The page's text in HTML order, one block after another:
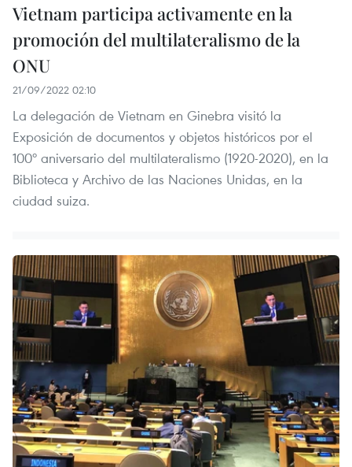
Vietnam participa activamente en la
promoción del multilateralismo de la
ONU
21/09/2022 02:10
La delegación de Vietnam en Ginebra visitó la
Exposición de documentos y objetos históricos por el
100º aniversario del multilateralismo (1920-2020), en la
Biblioteca y Archivo de las Naciones Unidas, en la
ciudad suiza.